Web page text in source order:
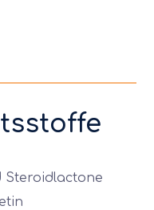
Steroidlactone